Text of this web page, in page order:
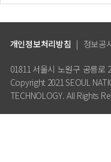
개인정보처리방침 | 정보공
01811 서울시 노원구 공릉로
Copyright 2021 SEOUL
TECHNOLOGY. All Rights